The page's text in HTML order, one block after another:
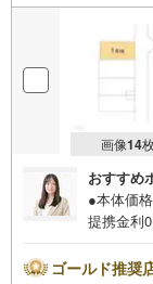
画像14
おすすめ
●本体価
提携金利
多数ござ
ゴールド推奨